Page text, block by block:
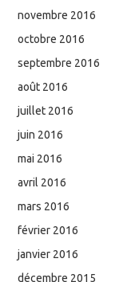
novembre 2016
octobre 2016
septembre 2016
août 2016
juillet 2016
juin 2016
mai 2016
avril 2016
mars 2016
février 2016
janvier 2016
décembre 2015